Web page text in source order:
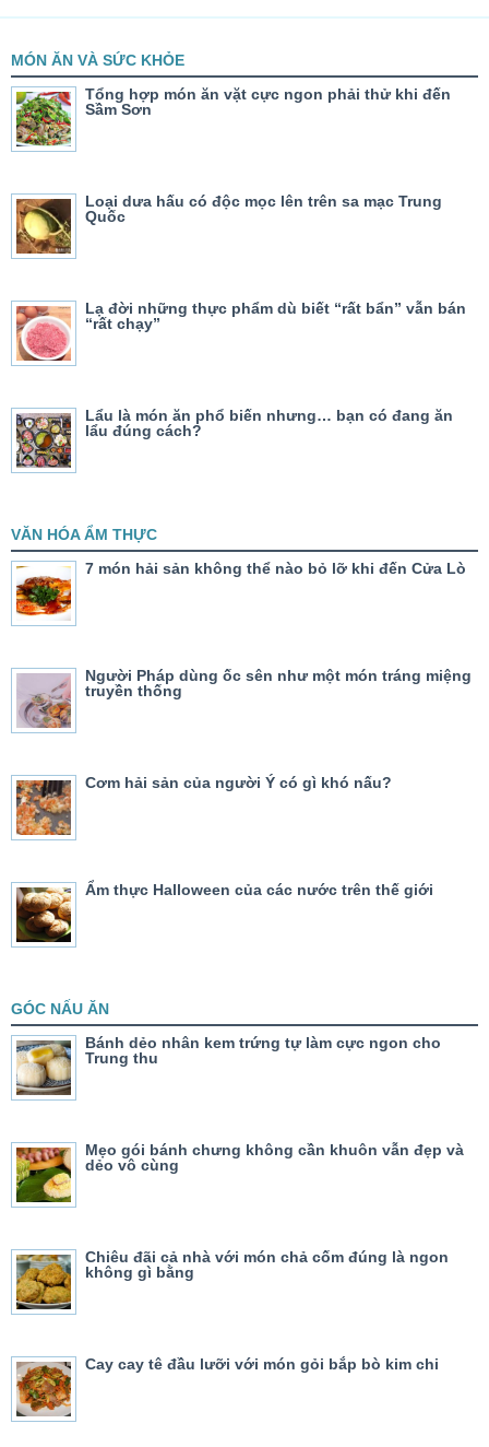
MÓN ĂN VÀ SỨC KHỎE
Tổng hợp món ăn vặt cực ngon phải thử khi đến
Sầm Sơn
Loại dưa hấu có độc mọc lên trên sa mạc Trung
Quốc
Lạ đời những thực phẩm dù biết “rất bẩn” vẫn bán
“rất chạy”
Lẩu là món ăn phổ biến nhưng… bạn có đang ăn
lẩu đúng cách?
VĂN HÓA ẨM THỰC
7 món hải sản không thể nào bỏ lỡ khi đến Cửa Lò
Người Pháp dùng ốc sên như một món tráng miệng
truyền thống
Cơm hải sản của người Ý có gì khó nấu?
Ẩm thực Halloween của các nước trên thế giới
GÓC NẤU ĂN
Bánh dẻo nhân kem trứng tự làm cực ngon cho
Trung thu
Mẹo gói bánh chưng không cần khuôn vẫn đẹp và
dẻo vô cùng
Chiêu đãi cả nhà với món chả cốm đúng là ngon
không gì bằng
Cay cay tê đầu lưỡi với món gỏi bắp bò kim chi